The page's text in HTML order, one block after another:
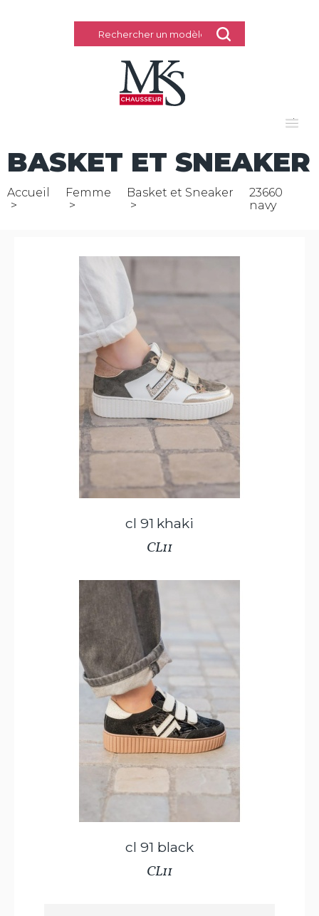
Rechercher
FEMME
ENFANT
MARQUES
CONTACT
BASKET ET SNEAKER
Accueil Femme Basket et Sneaker
23660
navy
cl 91 khaki
CL11
cl 91 black
CL11